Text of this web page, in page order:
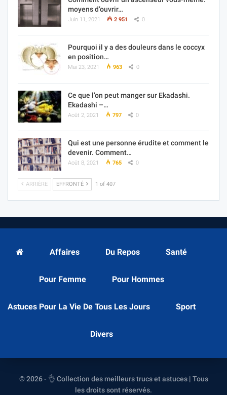
moyens d’ouvrir…
Juin 11, 2021 2 951 0
Pourquoi il y a des douleurs dans le coccyx
en position…
Mai 23, 2021 963 0
Ce que l’on peut manger sur Ekadashi.
Ekadashi –…
Août 2, 2021 797 0
Qui est une personne érudite et comment le
devenir. Comment…
Août 8, 2021 765 0
ARRIÈRE EFFRONTÉ 1 of 407
Affaires Du Repos Santé
Pour Femme Pour Hommes
Astuces Pour La Vie De Tous Les Jours Sport
Divers
© 2026 - 👌 Collection des meilleurs trucs et astuces | Tous
les droits sont réservés.